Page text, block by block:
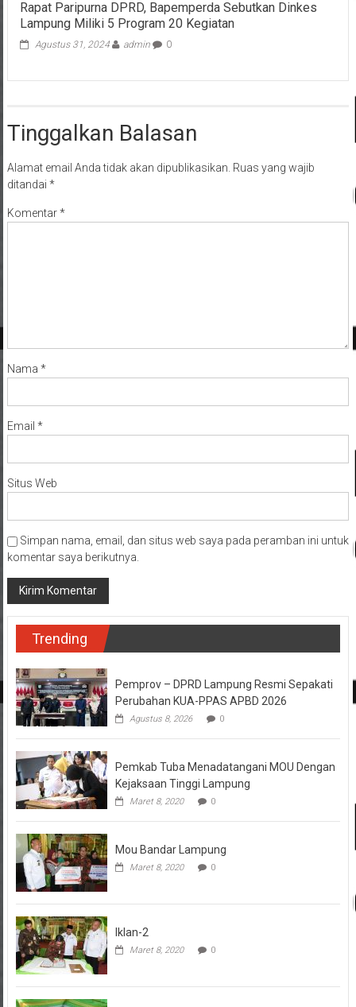
Rapat Paripurna DPRD, Bapemperda Sebutkan Dinkes
Lampung Miliki 5 Program 20 Kegiatan
Agustus 31, 2024 admin 0
Tinggalkan Balasan
Alamat email Anda tidak akan dipublikasikan. Ruas yang wajib
ditandai *
Komentar*
Nama *
Email *
Situs Web
Simpan nama, email, dan situs web saya pada peramban ini untuk
komentar saya berikutnya.
Trending
Pemprov – DPRD Lampung Resmi Sepakati
Perubahan KUA-PPAS APBD 2026
Agustus 8, 2026 0
Pemkab Tuba Menadatangani MOU Dengan
Kejaksaan Tinggi Lampung
Maret 8, 2020 0
Mou Bandar Lampung
Maret 8, 2020 0
Iklan-2
Maret 8, 2020 0